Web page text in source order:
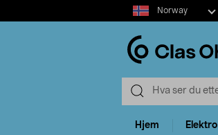
Select
market
Norway
Hjem Elektro